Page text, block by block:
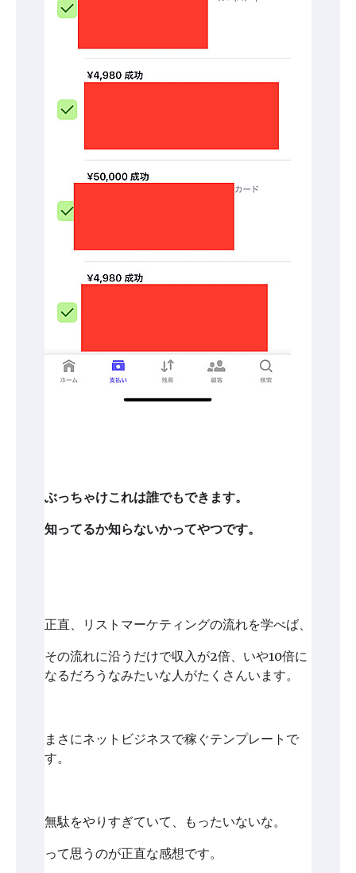
ぶっちゃけこれは誰でもできます。
知ってるか知らないかってやつです。
正直、リストマーケティングの流れを学べば、
その流れに沿うだけで収入が2倍、いや10倍に
なるだろうなみたいな人がたくさんいます。
まさにネットビジネスで稼ぐテンプレートで
す。
無駄をやりすぎていて、もったいないな。
って思うのが正直な感想です。